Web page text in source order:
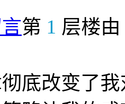
第 1 层楼由
底改变了